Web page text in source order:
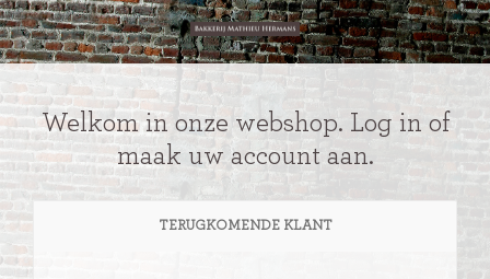
Welkom in onze webshop. Log in of
maak uw account aan.
TERUGKOMENDE KLANT